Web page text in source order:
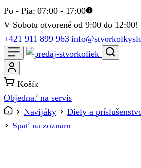
Po - Pia: 07:00 - 17:00
V Sobotu otvorené od 9:00 do 12:00!
+421 911 899 963
Košík
Objednať na servis
Navijáky
Diely a
Spať na zoznam